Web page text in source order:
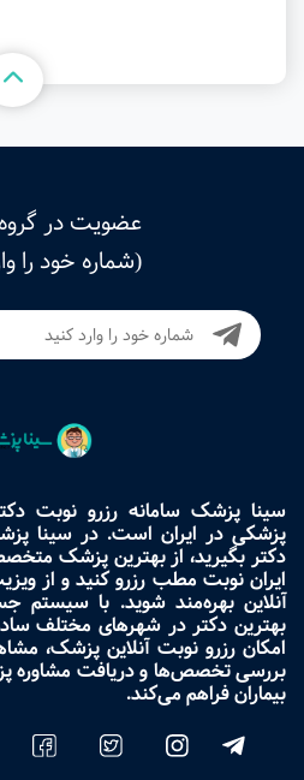
عضویت در
(شماره خود را
سینا پزشک سامانه رزرو نوبت
پزشکی در ایران است. در سینا
دکتر بگیرید، از بهترین پزشک
ایران نوبت مطب رزرو کنید و از
آنلاین بهره‌مند شوید. با سیستم
بهترین دکتر در شهرهای مختلف
امکان رزرو نوبت آنلاین پزشک،
بررسی تخصص‌ها و دریافت مشاوره
بیماران فراهم می‌کند.